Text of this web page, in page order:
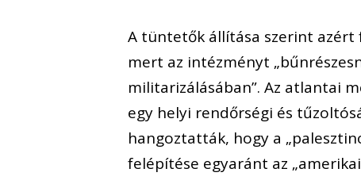
A tüntetők állítása szerint azért
mert az intézményt
militarizálásában”. Az atlantai
egy helyi rendőrségi és
hangoztatták, hogy a
felépítése egyaránt az